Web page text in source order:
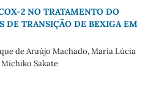
2 NO TRATAMENTO DO
DE TRANSIÇÃO DE BEXIGA EM
de Araújo Machado, Maria Lúcia
Sakate